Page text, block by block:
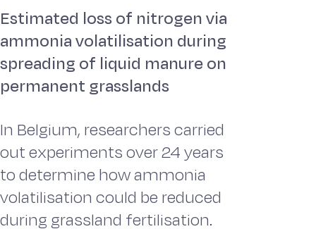
Estimated loss of nitrogen via
ammonia volatilisation during
spreading of liquid manure on
permanent grasslands
In Belgium, researchers carried
out experiments over 24 years
to determine how ammonia
volatilisation could be reduced
during grassland fertilisation.